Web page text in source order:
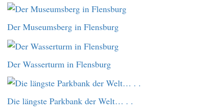
Der Museumsberg in Flensburg
Der Wasserturm in Flensburg
Die längste Parkbank der Welt… . .